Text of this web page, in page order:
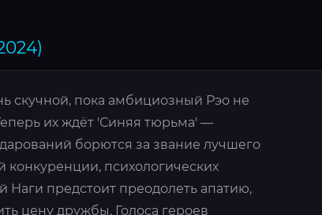
скучной, пока амбициозный Рэо не
их ждёт 'Синяя тюрьма' —
борются за звание лучшего
психологических
предстоит преодолеть апатию,
цену дружбы. Голоса героев